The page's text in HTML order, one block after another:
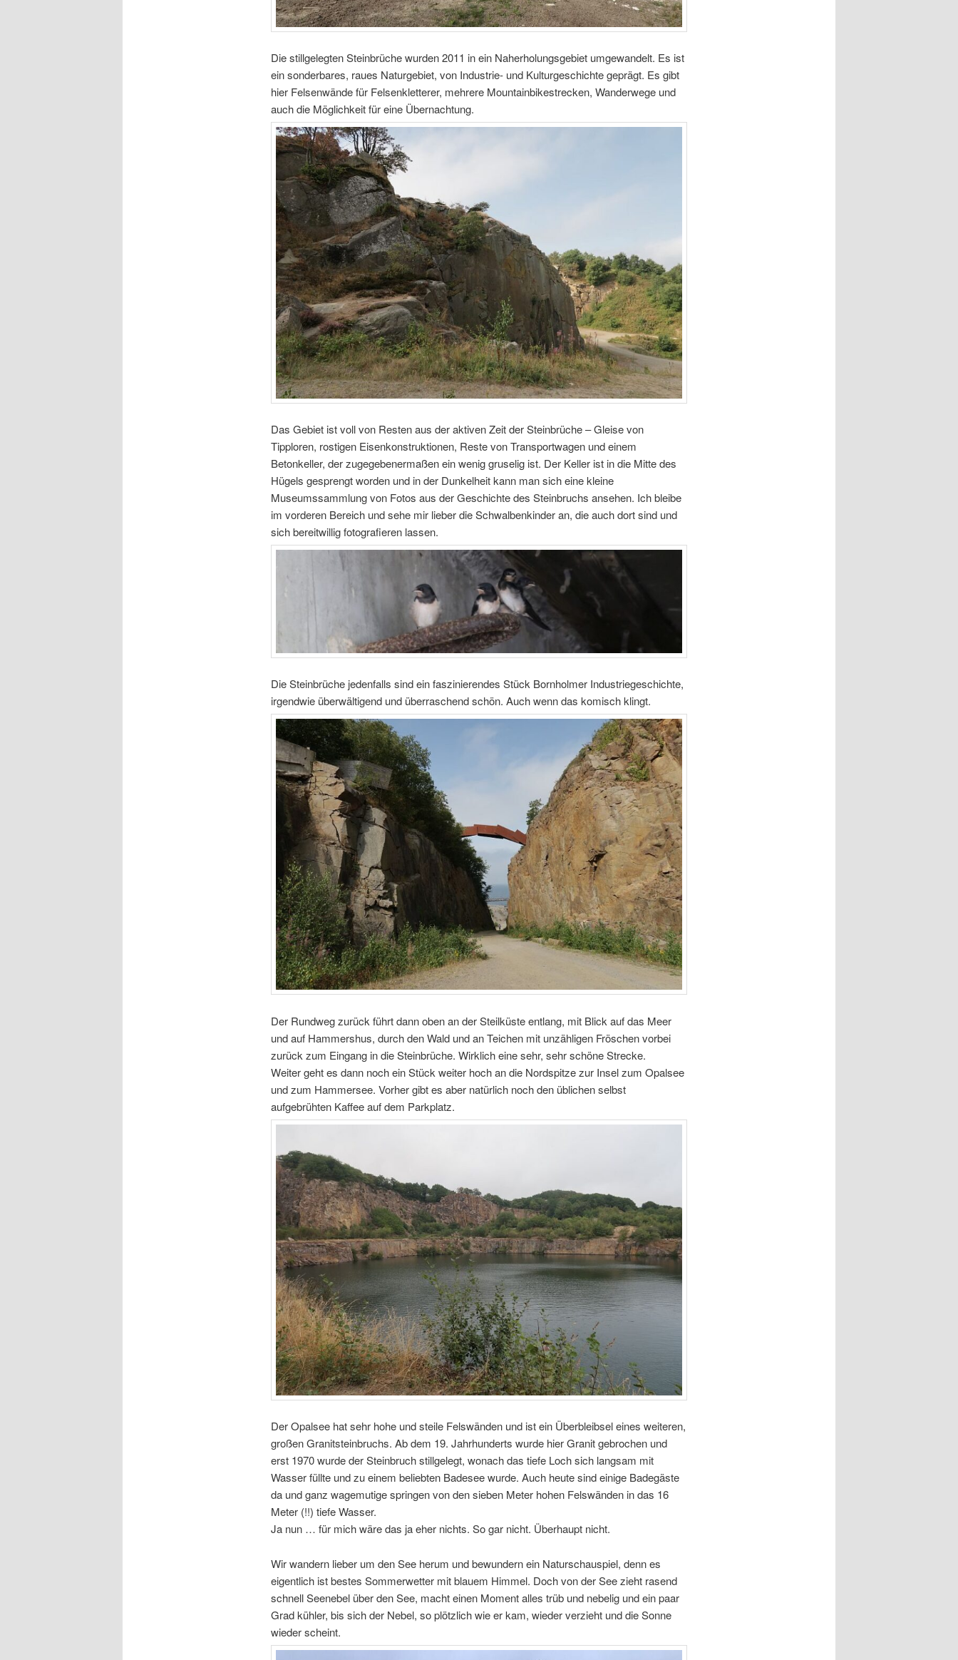
Die stillgelegten Steinbrüche wurden 2011 in ein Naherholungsgebiet umgewandelt. Es ist
ein sonderbares, raues Naturgebiet, von Industrie- und Kulturgeschichte geprägt. Es gibt
hier Felsenwände für Felsenkletterer, mehrere Mountainbikestrecken, Wanderwege und
auch die Möglichkeit für eine Übernachtung.
Das Gebiet ist voll von Resten aus der aktiven Zeit der Steinbrüche – Gleise von
Tipploren, rostigen Eisenkonstruktionen, Reste von Transportwagen und einem
Betonkeller, der zugegebenermaßen ein wenig gruselig ist. Der Keller ist in die Mitte des
Hügels gesprengt worden und in der Dunkelheit kann man sich eine kleine
Museumssammlung von Fotos aus der Geschichte des Steinbruchs ansehen. Ich bleibe
im vorderen Bereich und sehe mir lieber die Schwalbenkinder an, die auch dort sind und
sich bereitwillig fotografieren lassen.
Die Steinbrüche jedenfalls sind ein faszinierendes Stück Bornholmer Industriegeschichte,
irgendwie überwältigend und überraschend schön. Auch wenn das komisch klingt.
Der Rundweg zurück führt dann oben an der Steilküste entlang, mit Blick auf das Meer
und auf Hammershus, durch den Wald und an Teichen mit unzähligen Fröschen vorbei
zurück zum Eingang in die Steinbrüche. Wirklich eine sehr, sehr schöne Strecke.
Weiter geht es dann noch ein Stück weiter hoch an die Nordspitze zur Insel zum Opalsee
und zum Hammersee. Vorher gibt es aber natürlich noch den üblichen selbst
aufgebrühten Kaffee auf dem Parkplatz.
Der Opalsee hat sehr hohe und steile Felswänden und ist ein Überbleibsel eines weiteren,
großen Granitsteinbruchs. Ab dem 19. Jahrhunderts wurde hier Granit gebrochen und
erst 1970 wurde der Steinbruch stillgelegt, wonach das tiefe Loch sich langsam mit
Wasser füllte und zu einem beliebten Badesee wurde. Auch heute sind einige Badegäste
da und ganz wagemutige springen von den sieben Meter hohen Felswänden in das 16
Meter (!!) tiefe Wasser.
Ja nun … für mich wäre das ja eher nichts. So gar nicht. Überhaupt nicht.
Wir wandern lieber um den See herum und bewundern ein Naturschauspiel, denn es
eigentlich ist bestes Sommerwetter mit blauem Himmel. Doch von der See zieht rasend
schnell Seenebel über den See, macht einen Moment alles trüb und nebelig und ein paar
Grad kühler, bis sich der Nebel, so plötzlich wie er kam, wieder verzieht und die Sonne
wieder scheint.